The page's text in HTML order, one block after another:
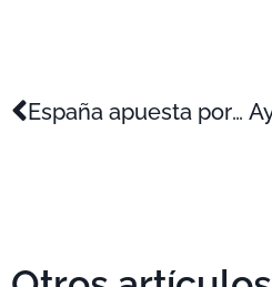
España apuesta por liderar la economía del dato con un ambicioso plan de 500.000.000€